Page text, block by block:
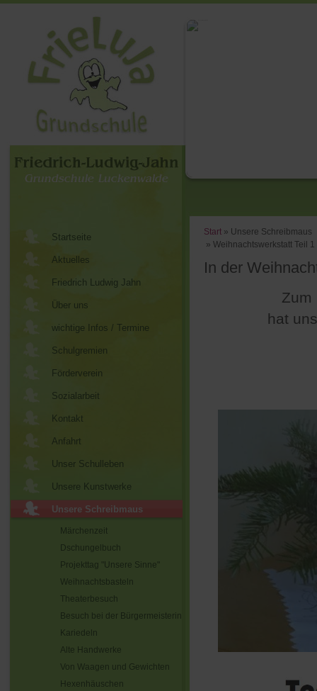
Startseite
Aktuelles
Friedrich Ludwig Jahn
Über uns
wichtige Infos / Termine
Schulgremien
Förderverein
Sozialarbeit
Kontakt
Anfahrt
Unser Schulleben
Unsere Kunstwerke
Unsere Schreibmaus
Märchenzeit
Dschungelbuch
Projekttag "Unsere Sinne"
Weihnachtsbasteln
Theaterbesuch
Besuch bei der Bürgermeisterin
Kariedeln
Alte Handwerke
Von Waagen und Gewichten
Hexenhäuschen
Start
Unsere Schreibmaus
Weihnachtswerkstatt Teil 1
In der
Zum
hat